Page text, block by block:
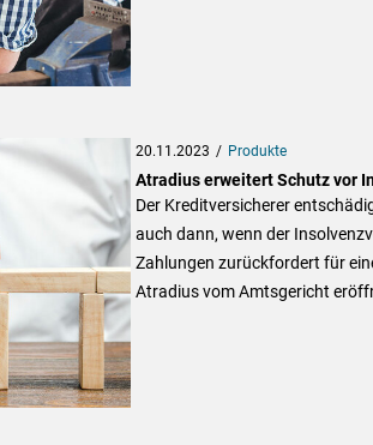
20.11.2023 Produkte
Atradius erweitert Schutz vor
Der Kreditversicherer
auch dann, wenn der
Zahlungen zurückfordert für
Atradius vom Amtsgericht